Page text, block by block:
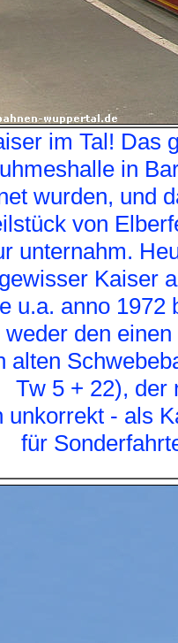
im Tal! Das
in
wurden, und
von
unternahm.
gewisser Kaiser
u.a. anno
weder den
alten
Tw 5 + 22), der
unkorrekt - als
für